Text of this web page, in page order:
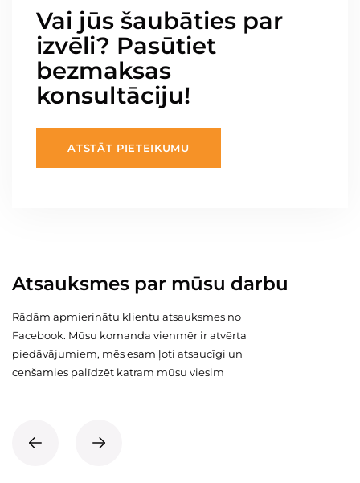
Vai jūs šaubāties par
izvēli? Pasūtiet
bezmaksas
konsultāciju!
ATSTĀT PIETEIKUMU
Atsauksmes par mūsu darbu
Rādām apmierinātu klientu atsauksmes no
Facebook. Mūsu komanda vienmēr ir atvērta
piedāvājumiem, mēs esam ļoti atsaucīgi un
cenšamies palīdzēt katram mūsu viesim